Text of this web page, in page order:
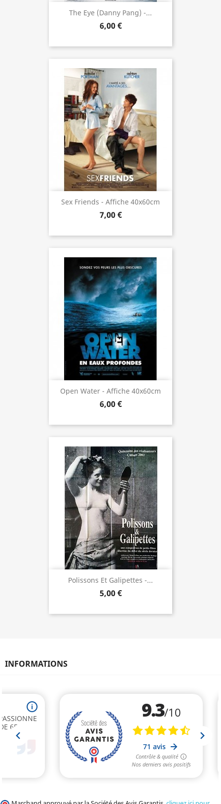
The Eye (Danny Pang) -...
6,00 €
Sex Friends - Affiche 40x60cm
7,00 €
Open Water - Affiche 40x60cm
6,00 €
Polissons Et Galipettes -...
5,00 €
INFORMATIONS